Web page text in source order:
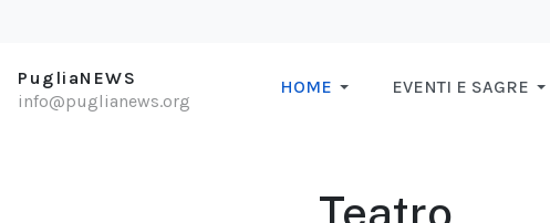
PugliaNEWS
info@puglianews.org
HOME EVENTI E SAGRE